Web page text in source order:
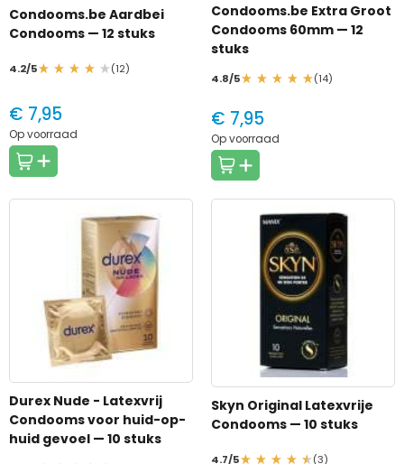
Condooms.be Aardbei
Condooms — 12 stuks
4.2/5 (12)
€ 7,95
Op voorraad
Condooms.be Extra Groot
Condooms 60mm — 12
stuks
4.8/5 (14)
€ 7,95
Op voorraad
Durex Nude - Latexvrij
Condooms voor huid-op-
huid gevoel — 10 stuks
Skyn Original Latexvrije
Condooms — 10 stuks
4.7/5 (3)